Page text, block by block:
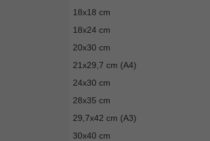
18x18 cm
18x24 cm
20x30 cm
21x29,7 cm (A4)
24x30 cm
28x35 cm
29,7x42 cm (A3)
30x40 cm